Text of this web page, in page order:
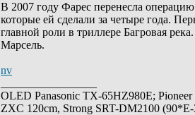
В 2007 году Фарес перенесла
которые ей сделали за четыре года.
главной роли в триллере Багровая
Марсель.
nv
OLED Panasonic TX-65HZ980E;
ZXC 120cm, Strong SRT-DM2100